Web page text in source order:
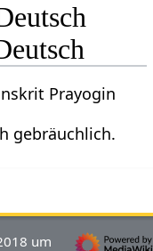
Prayogin
gebräuchlich.
um